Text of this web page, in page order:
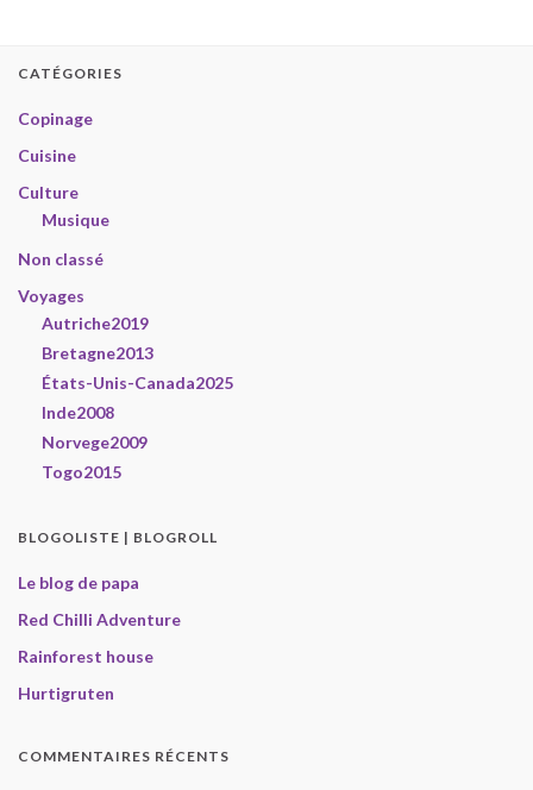
CATÉGORIES
Copinage
Cuisine
Culture
Musique
Non classé
Voyages
Autriche2019
Bretagne2013
États-Unis-Canada2025
Inde2008
Norvege2009
Togo2015
BLOGOLISTE | BLOGROLL
Le blog de papa
Red Chilli Adventure
Rainforest house
Hurtigruten
COMMENTAIRES RÉCENTS